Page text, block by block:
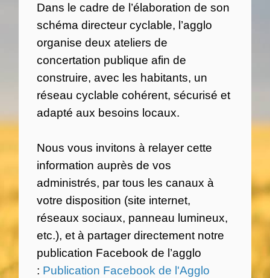
Dans le cadre de l’élaboration de son
schéma directeur cyclable, l’agglo
organise deux ateliers de
concertation publique afin de
construire, avec les habitants, un
réseau cyclable cohérent, sécurisé et
adapté aux besoins locaux.
Nous vous invitons à relayer cette
information auprès de vos
administrés, par tous les canaux à
votre disposition (site internet,
réseaux sociaux, panneau lumineux,
etc.), et à partager directement notre
publication Facebook de l’agglo
: Publication Facebook de l'Agglo